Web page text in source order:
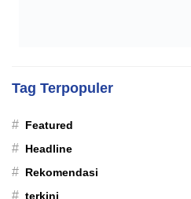
# Headline
# Rekomendasi
# terkini
# News